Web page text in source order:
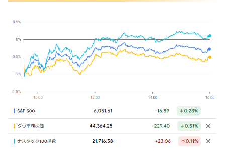
求
パウエル議長『FRBの仕事はまだ終わ
っていない』
2月の注目イベントについて
まとめ